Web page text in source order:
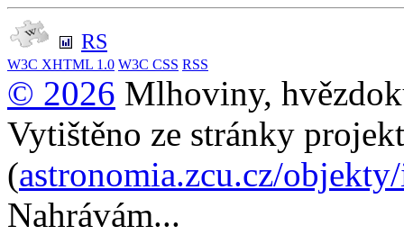
RS
W3C XHTML 1.0 W3C CSS RSS
© 2026 Mlhoviny,
Vytištěno ze stránky
(astronomia.zcu.cz/
Nahrávám...